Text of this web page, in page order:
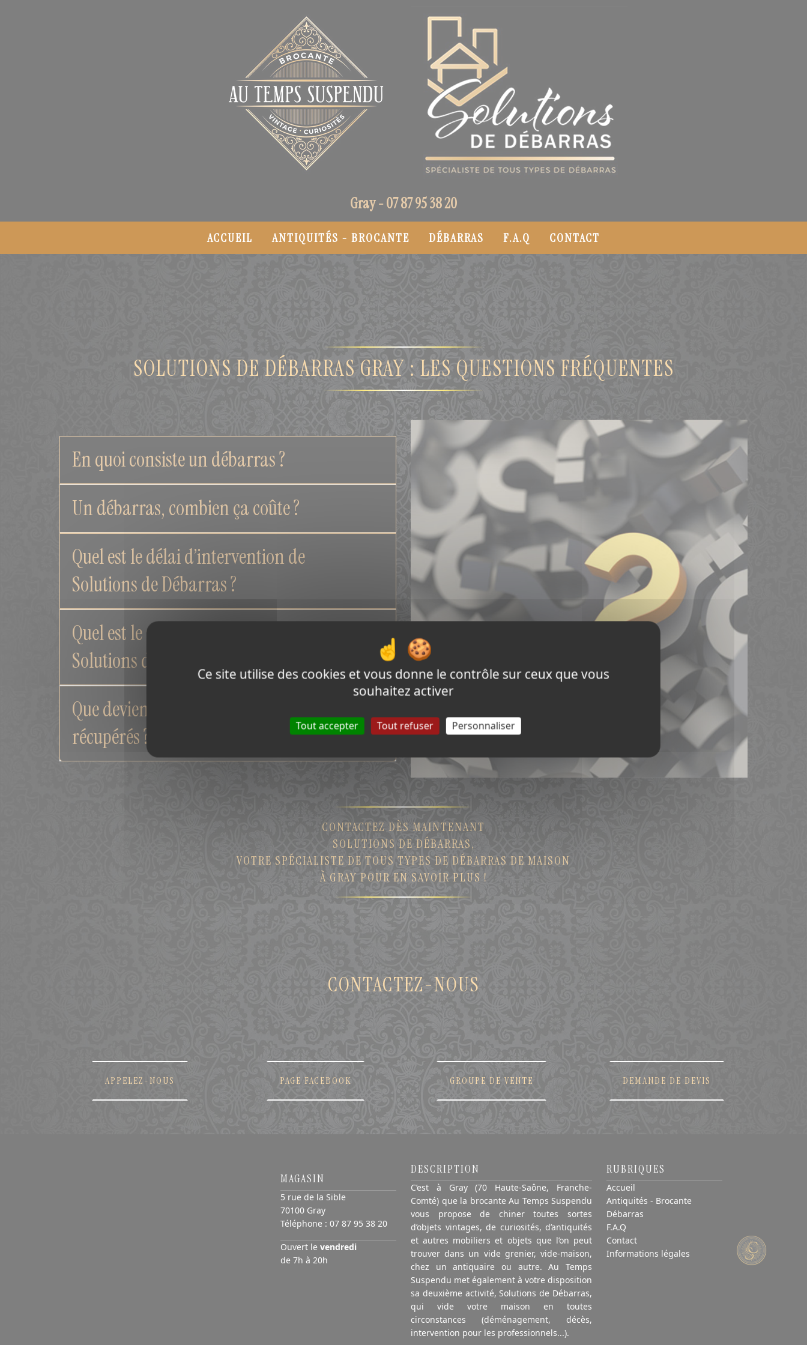
Gray -07 87 95 38 20
ACCUEIL ANTIQUITÉS - BROCANTE DÉBARRAS F.A.Q CONTACT
SOLUTIONS DE DÉBARRAS GRAY : LES QUESTIONS FRÉQUENTES
En quoi consiste un débarras ?
Un débarras, combien ça coûte ?
Quel est le délai d’intervention de
Solutions de Débarras ?
Quel est le secteur d’intervention de
Solutions de Débarras ?
Que deviennent les objets une fois
récupérés ?
CONTACTEZ DÈS MAINTENANT
SOLUTIONS DE DÉBARRAS,
VOTRE SPÉCIALISTE DE TOUS TYPES DE DÉBARRAS DE MAISON
À GRAY POUR EN SAVOIR PLUS !
CONTACTEZ-NOUS
APPELEZ-NOUS PAGE FACEBOOK GROUPE DE VENTE DEMANDE DE DEVIS
MAGASIN
5 rue de la Sible
70100 Gray
Téléphone : 07 87 95 38 20
Ouvert le vendredi
de 7h à 20h
DESCRIPTION
C’est à Gray (70 Haute-Saône, Franche-
Comté) que la brocante Au Temps Suspendu
vous propose de chiner toutes sortes
d’objets vintages, de curiosités, d’antiquités
et autres mobiliers et objets que l’on peut
trouver dans un vide grenier, vide-maison,
chez un antiquaire ou autre. Au Temps
Suspendu met également à votre disposition
sa deuxième activité, Solutions de Débarras,
qui vide votre maison en toutes
circonstances (déménagement, décès,
intervention pour les professionnels...).
RUBRIQUES
Accueil
Antiquités - Brocante
Débarras
F.A.Q
Contact
Informations légales
Ce site utilise des cookies et vous donne le contrôle sur ceux que vous
souhaitez activer
Tout accepter Tout refuser Personnaliser